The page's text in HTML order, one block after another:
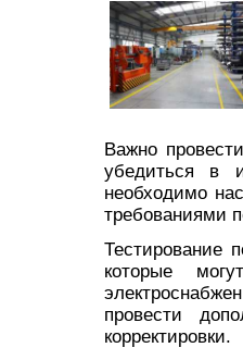
Важно
убедиться в
необходимо
требованиями
Тестирование
которые
провести
корректировки.